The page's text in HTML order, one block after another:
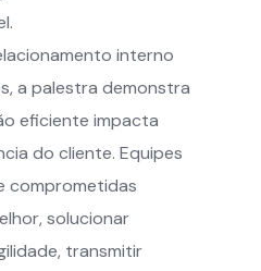
interno
a palestra demonstra
eficiente impacta
do cliente. Equipes
comprometidas
solucionar
transmitir